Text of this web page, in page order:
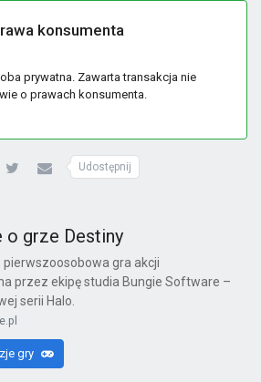
konsumenta
prywatna. Zawarta transakcja nie
o prawach konsumenta.
Udostępnij
o grze Destiny
pierwszoosobowa gra akcji
przez ekipę studia Bungie Software –
serii Halo.
gry